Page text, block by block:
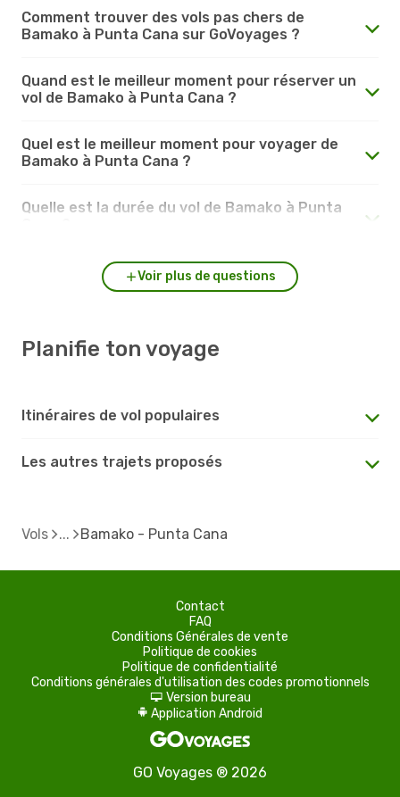
Comment trouver des vols pas chers de
Bamako à Punta Cana sur GoVoyages ?
Quand est le meilleur moment pour réserver un
vol de Bamako à Punta Cana ?
Quel est le meilleur moment pour voyager de
Bamako à Punta Cana ?
Quelle est la durée du vol de Bamako à Punta
Voir plus de questions
Planifie ton voyage
Itinéraires de vol populaires
Les autres trajets proposés
Vols Bamako - Punta Cana
Contact
FAQ
Conditions Générales de vente
Politique de cookies
Politique de confidentialité
Conditions générales d'utilisation des codes promotionnels
d Version bureau
A Application Android
GO Voyages ® 2026